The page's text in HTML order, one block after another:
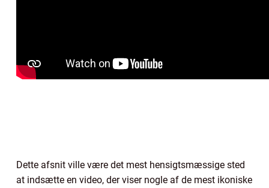
Dette afsnit ville være det mest hensigtsmæssige sted
at indsætte en video, der viser nogle af de mest ikoniske